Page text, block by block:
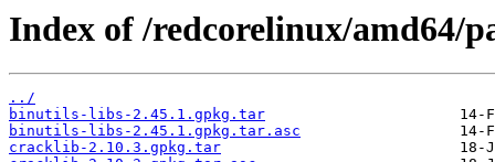
Index of /redcorelinux/amd64/
../
binutils-libs-2.45.1.gpkg.tar
binutils-libs-2.45.1.gpkg.tar.asc
cracklib-2.10.3.gpkg.tar